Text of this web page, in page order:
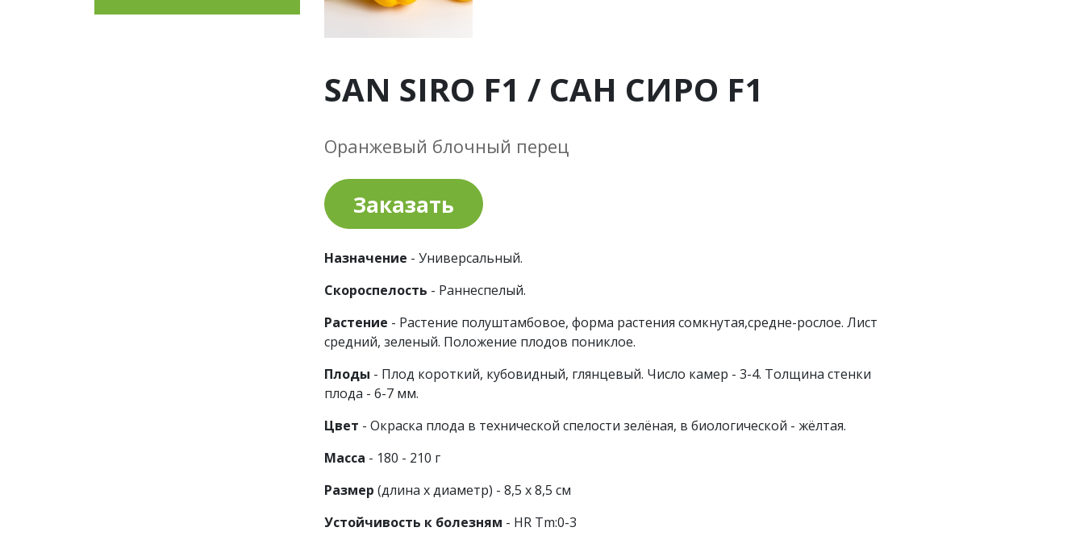
SAN SIRO F1 / САН СИРО F1
Оранжевый блочный перец
Заказать
Назначение - Универсальный.
Скороспелость - Раннеспелый.
Растение - Растение полуштамбовое, форма растения сомкнутая,средне-рослое. Лист
средний, зеленый. Положение плодов пониклое.
Плоды - Плод короткий, кубовидный, глянцевый. Число камер - 3-4. Толщина стенки
плода - 6-7 мм.
Цвет - Окраска плода в технической спелости зелёная, в биологической - жёлтая.
Масса - 180 - 210 г
Размер (длина х диаметр) - 8,5 х 8,5 см
Устойчивость к болезням - HR Tm:0-3